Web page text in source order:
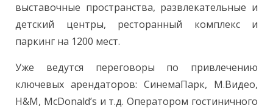
выставочные пространства, развлекательные и
детский центры, ресторанный комплекс и
паркинг на 1200 мест.
Уже ведутся переговоры по привлечению
ключевых арендаторов: СинемаПарк, М.Видео,
H&M, McDonald’s и т.д. Оператором гостиничного